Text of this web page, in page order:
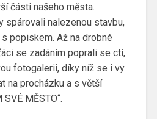
části našeho města.
spárovali nalezenou stavbu,
popiskem. Až na drobné
se zadáním poprali se ctí,
fotogalerii, díky níž se i vy
na procházku a s větší
MĚSTO“.